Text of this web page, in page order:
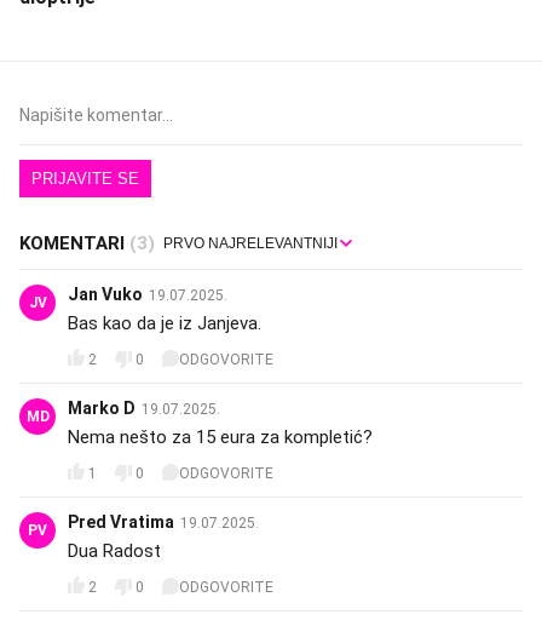
PRIJAVITE SE
KOMENTARI (3)
JV Jan Vuko 19.07.2025.
Bas kao da je iz Janjeva.
2 0 ODGOVORITE
MD Marko D 19.07.2025.
Nema nešto za 15 eura za kompletić?
1 0 ODGOVORITE
PV Pred Vratima 19.07.2025.
Dua Radost
2 0 ODGOVORITE